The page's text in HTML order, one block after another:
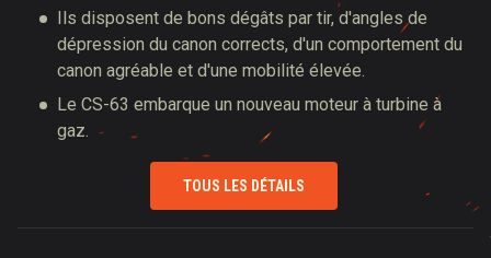
Ils disposent de bons dégâts par tir, d'angles de
dépression du canon corrects, d'un comportement du
canon agréable et d'une mobilité élevée.
Le CS-63 embarque un nouveau moteur à turbine à
gaz.
TOUS LES DÉTAILS